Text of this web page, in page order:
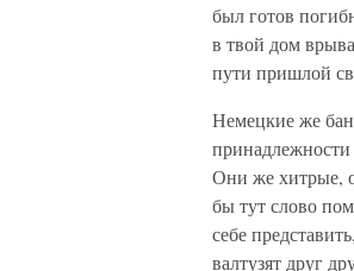
был готов
в твой дом
пути пришлой
Немецкие же
Они же хитрые,
бы тут слово
себе
валтузят друг